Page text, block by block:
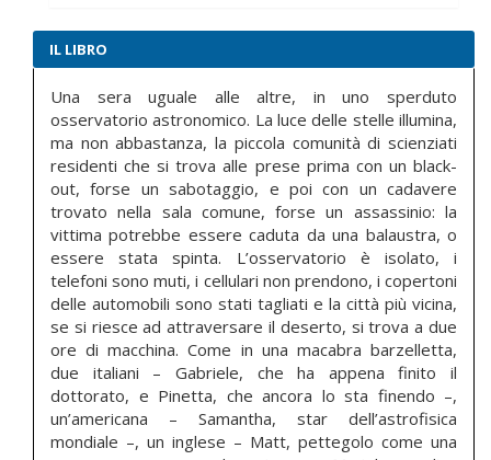
IL LIBRO
Una sera uguale alle altre, in uno sperduto
osservatorio astronomico. La luce delle stelle illumina,
ma non abbastanza, la piccola comunità di scienziati
residenti che si trova alle prese prima con un black-
out, forse un sabotaggio, e poi con un cadavere
trovato nella sala comune, forse un assassinio: la
vittima potrebbe essere caduta da una balaustra, o
essere stata spinta. L’osservatorio è isolato, i
telefoni sono muti, i cellulari non prendono, i copertoni
delle automobili sono stati tagliati e la città più vicina,
se si riesce ad attraversare il deserto, si trova a due
ore di macchina. Come in una macabra barzelletta,
due italiani – Gabriele, che ha appena finito il
dottorato, e Pinetta, che ancora lo sta finendo –,
un’americana – Samantha, star dell’astrofisica
mondiale –, un inglese – Matt, pettegolo come una